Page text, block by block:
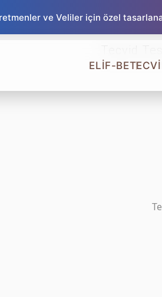
ve Veliler için özel
ELİF-BE